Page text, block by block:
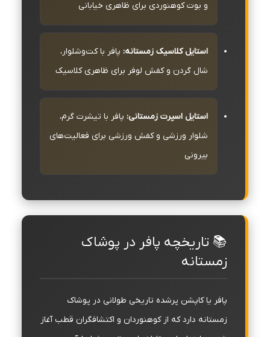
و بوت کوهنوردی برای ظاهری خیابانی
استایل کلاسیک زمستانه: پافر با کت‌وشلوار،
شال گردن و کفش لوفر برای ظاهری کلاسیک
استایل اسپرت زمستانی: پافر با تیشرت گرم،
شلوار ورزشی و کفش ورزشی برای فعالیت‌های
بیرونی
📚 تاریخچه پافر در پوشاک
زمستانه
پافر یا کاپشن پرشده تاریخی طولانی در پوشاک
زمستانه دارد که از کوهنوردان و اکتشافگران قطب آغاز